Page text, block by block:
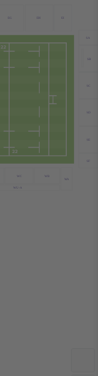
EG
SA
SB
SC
SF
SE
SD
WA
WB
WC
WU-A